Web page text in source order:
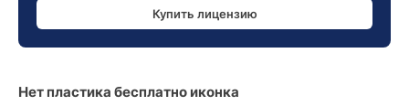
Купить лицензию
Нет пластика бесплатно иконка